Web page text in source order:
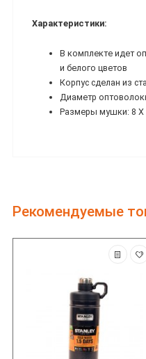
Характеристики:
В комплекте идет
и белого цветов
Корпус сделан из
Диаметр
Размеры мушки: 8 X
Рекомендуемые